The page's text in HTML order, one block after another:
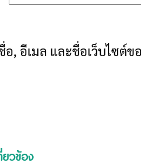
, อีเมล และชื่อเว็บไซต์ข
ยวข้อง